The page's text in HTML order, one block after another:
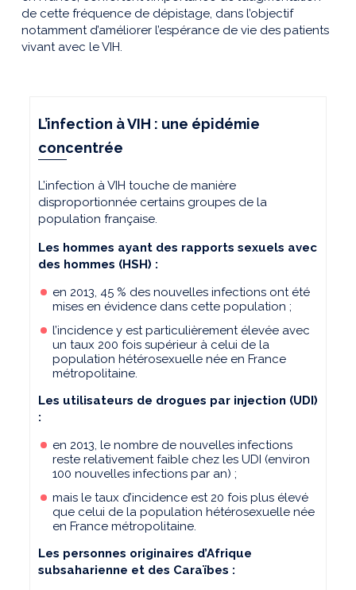
de cette fréquence de dépistage, dans l’objectif
notamment d’améliorer l’espérance de vie des patients
vivant avec le VIH.
L’infection à VIH : une épidémie
concentrée
L’infection à VIH touche de manière
disproportionnée certains groupes de la
population française.
Les hommes ayant des rapports sexuels avec
des hommes (HSH) :
en 2013, 45 % des nouvelles infections ont été
mises en évidence dans cette population ;
l’incidence y est particulièrement élevée avec
un taux 200 fois supérieur à celui de la
population hétérosexuelle née en France
métropolitaine.
Les utilisateurs de drogues par injection (UDI)
:
en 2013, le nombre de nouvelles infections
reste relativement faible chez les UDI (environ
100 nouvelles infections par an) ;
mais le taux d’incidence est 20 fois plus élevé
que celui de la population hétérosexuelle née
en France métropolitaine.
Les personnes originaires d’Afrique
subsaharienne et des Caraïbes :